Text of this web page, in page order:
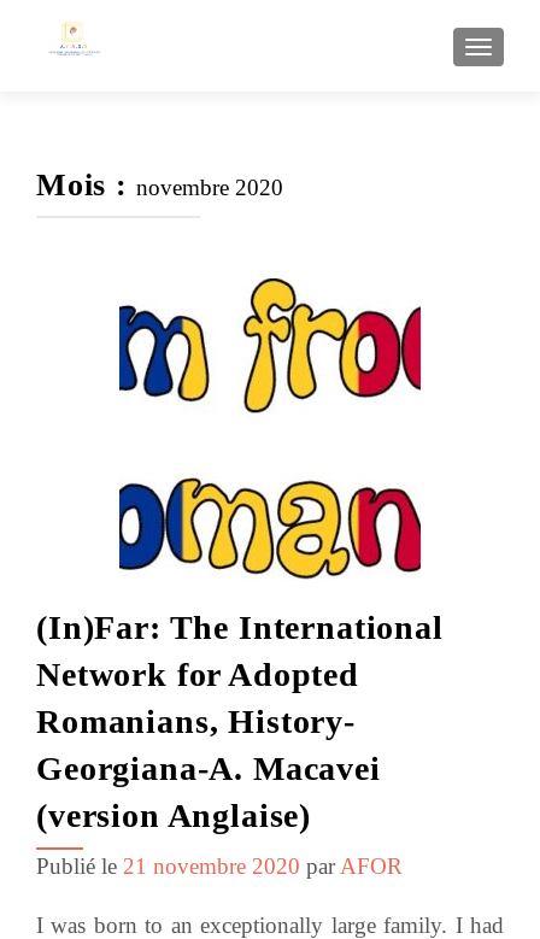
Mois :novembre 2020
(In)Far: The International
Network for Adopted
Romanians, History-
Georgiana-A. Macavei
(version Anglaise)
Publié le 21 novembre 2020 parAFOR
I was born to an exceptionally large family. I had